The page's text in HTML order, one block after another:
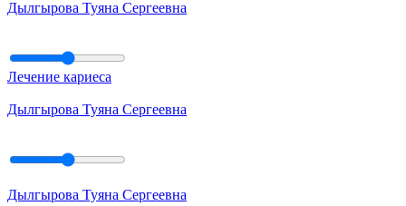
Дылгырова Туяна Сергеевна
Лечение кариеса
Дылгырова Туяна Сергеевна
Дылгырова Туяна Сергеевна